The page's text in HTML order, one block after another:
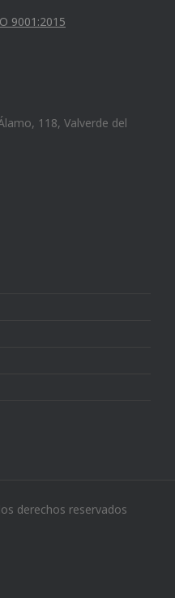
9001:2015
118, Valverde del
derechos reservados